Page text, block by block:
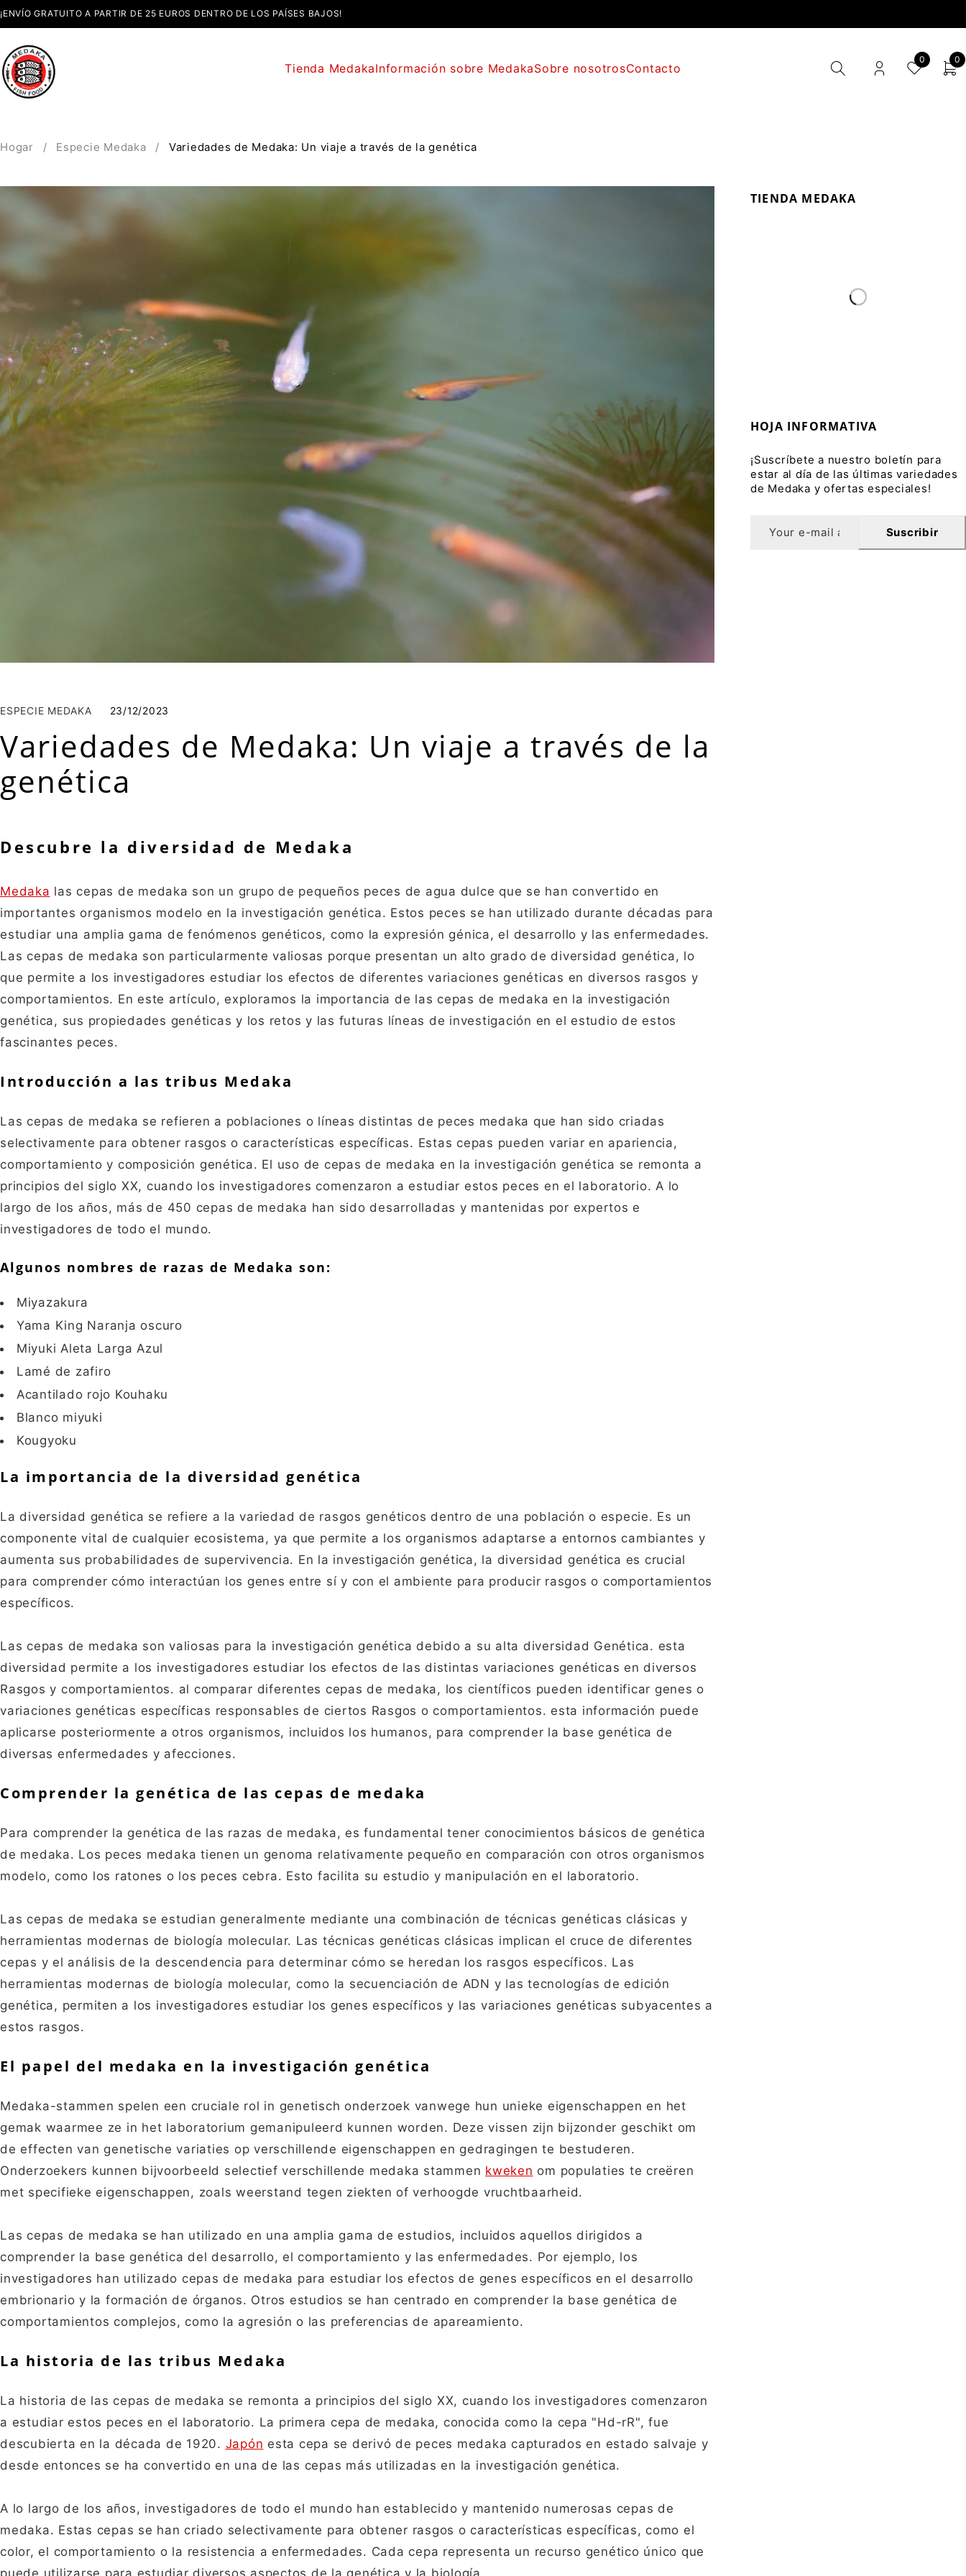
¡ENVÍO GRATUITO A PARTIR DE 25 EUROS DENTRO DE LOS PAÍSES BAJOS!
Tienda MedakaInformación sobre MedakaSobre nosotrosContacto
0 0
Hogar / Especie Medaka / Variedades de Medaka: Un viaje a través de la genética
ESPECIE MEDAKA 23/12/2023
Variedades de Medaka: Un viaje a través de la
genética
Descubre la diversidad de Medaka
Medaka las cepas de medaka son un grupo de pequeños peces de agua dulce que se han convertido en
importantes organismos modelo en la investigación genética. Estos peces se han utilizado durante décadas para
estudiar una amplia gama de fenómenos genéticos, como la expresión génica, el desarrollo y las enfermedades.
Las cepas de medaka son particularmente valiosas porque presentan un alto grado de diversidad genética, lo
que permite a los investigadores estudiar los efectos de diferentes variaciones genéticas en diversos rasgos y
comportamientos. En este artículo, exploramos la importancia de las cepas de medaka en la investigación
genética, sus propiedades genéticas y los retos y las futuras líneas de investigación en el estudio de estos
fascinantes peces.
Introducción a las tribus Medaka
Las cepas de medaka se refieren a poblaciones o líneas distintas de peces medaka que han sido criadas
selectivamente para obtener rasgos o características específicas. Estas cepas pueden variar en apariencia,
comportamiento y composición genética. El uso de cepas de medaka en la investigación genética se remonta a
principios del siglo XX, cuando los investigadores comenzaron a estudiar estos peces en el laboratorio. A lo
largo de los años, más de 450 cepas de medaka han sido desarrolladas y mantenidas por expertos e
investigadores de todo el mundo.
Algunos nombres de razas de Medaka son:
Miyazakura
Yama King Naranja oscuro
Miyuki Aleta Larga Azul
Lamé de zafiro
Acantilado rojo Kouhaku
Blanco miyuki
Kougyoku
La importancia de la diversidad genética
La diversidad genética se refiere a la variedad de rasgos genéticos dentro de una población o especie. Es un
componente vital de cualquier ecosistema, ya que permite a los organismos adaptarse a entornos cambiantes y
aumenta sus probabilidades de supervivencia. En la investigación genética, la diversidad genética es crucial
para comprender cómo interactúan los genes entre sí y con el ambiente para producir rasgos o comportamientos
específicos.
Las cepas de medaka son valiosas para la investigación genética debido a su alta diversidad Genética. esta
diversidad permite a los investigadores estudiar los efectos de las distintas variaciones genéticas en diversos
Rasgos y comportamientos. al comparar diferentes cepas de medaka, los científicos pueden identificar genes o
variaciones genéticas específicas responsables de ciertos Rasgos o comportamientos. esta información puede
aplicarse posteriormente a otros organismos, incluidos los humanos, para comprender la base genética de
diversas enfermedades y afecciones.
Comprender la genética de las cepas de medaka
Para comprender la genética de las razas de medaka, es fundamental tener conocimientos básicos de genética
de medaka. Los peces medaka tienen un genoma relativamente pequeño en comparación con otros organismos
modelo, como los ratones o los peces cebra. Esto facilita su estudio y manipulación en el laboratorio.
Las cepas de medaka se estudian generalmente mediante una combinación de técnicas genéticas clásicas y
herramientas modernas de biología molecular. Las técnicas genéticas clásicas implican el cruce de diferentes
cepas y el análisis de la descendencia para determinar cómo se heredan los rasgos específicos. Las
herramientas modernas de biología molecular, como la secuenciación de ADN y las tecnologías de edición
genética, permiten a los investigadores estudiar los genes específicos y las variaciones genéticas subyacentes a
estos rasgos.
El papel del medaka en la investigación genética
Medaka-stammen spelen een cruciale rol in genetisch onderzoek vanwege hun unieke eigenschappen en het
gemak waarmee ze in het laboratorium gemanipuleerd kunnen worden. Deze vissen zijn bijzonder geschikt om
de effecten van genetische variaties op verschillende eigenschappen en gedragingen te bestuderen.
Onderzoekers kunnen bijvoorbeeld selectief verschillende medaka stammen kweken om populaties te creëren
met specifieke eigenschappen, zoals weerstand tegen ziekten of verhoogde vruchtbaarheid.
Las cepas de medaka se han utilizado en una amplia gama de estudios, incluidos aquellos dirigidos a
comprender la base genética del desarrollo, el comportamiento y las enfermedades. Por ejemplo, los
investigadores han utilizado cepas de medaka para estudiar los efectos de genes específicos en el desarrollo
embrionario y la formación de órganos. Otros estudios se han centrado en comprender la base genética de
comportamientos complejos, como la agresión o las preferencias de apareamiento.
La historia de las tribus Medaka
La historia de las cepas de medaka se remonta a principios del siglo XX, cuando los investigadores comenzaron
a estudiar estos peces en el laboratorio. La primera cepa de medaka, conocida como la cepa "Hd-rR", fue
descubierta en la década de 1920. Japón esta cepa se derivó de peces medaka capturados en estado salvaje y
desde entonces se ha convertido en una de las cepas más utilizadas en la investigación genética.
A lo largo de los años, investigadores de todo el mundo han establecido y mantenido numerosas cepas de
medaka. Estas cepas se han criado selectivamente para obtener rasgos o características específicas, como el
color, el comportamiento o la resistencia a enfermedades. Cada cepa representa un recurso genético único que
puede utilizarse para estudiar diversos aspectos de la genética y la biología.
TIENDA MEDAKA
HOJA INFORMATIVA
¡Suscríbete a nuestro boletín para
estar al día de las últimas variedades
de Medaka y ofertas especiales!
Suscribir